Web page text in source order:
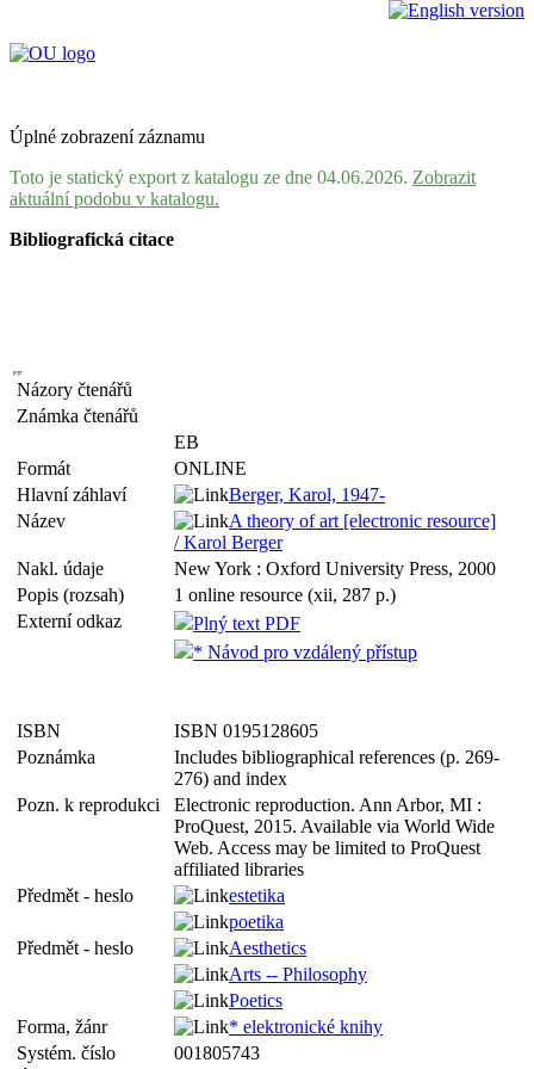
Úplné zobrazení záznamu
Toto je statický export z katalogu ze dne 04.06.2026. Zobrazit
aktuální podobu v katalogu.
Bibliografická citace
Názory čtenářů
Známka čtenářů
EB
Formát
ONLINE
Hlavní záhlaví
Berger, Karol, 1947-
Název
A theory of art [electronic resource]
/ Karol Berger
Nakl. údaje
New York : Oxford University Press, 2000
Popis (rozsah)
1 online resource (xii, 287 p.)
Externí odkaz
Plný text PDF
* Návod pro vzdálený přístup
ISBN
ISBN 0195128605
Poznámka
Includes bibliographical references (p. 269-
276) and index
Pozn. k reprodukci
Electronic reproduction. Ann Arbor, MI :
ProQuest, 2015. Available via World Wide
Web. Access may be limited to ProQuest
affiliated libraries
Předmět - heslo
estetika
poetika
Předmět - heslo
Aesthetics
Arts -- Philosophy
Poetics
Forma, žánr
* elektronické knihy
Systém. číslo
001805743